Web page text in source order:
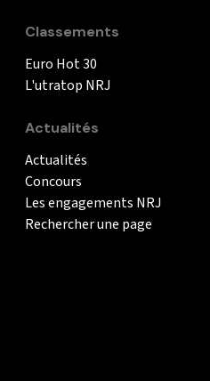
Classements
Euro Hot 30
L'utratop NRJ
Actualités
Actualités
Concours
Les engagements NRJ
Rechercher une page